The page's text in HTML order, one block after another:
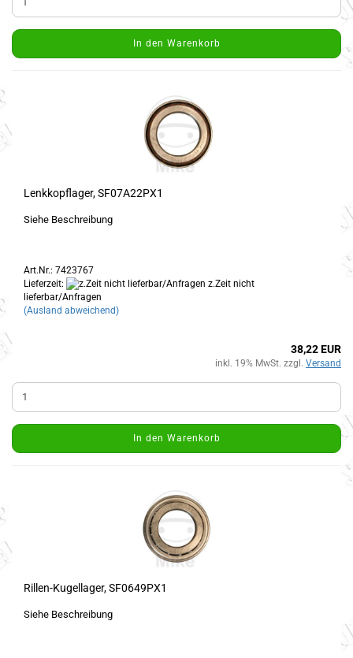
In den Warenkorb
Lenkkopflager, SF07A22PX1
Siehe Beschreibung
Art.Nr.: 7423767
Lieferzeit:
z.Zeit nicht
lieferbar/Anfragen
(Ausland abweichend)
38,22 EUR
inkl. 19% MwSt. zzgl. Versand
In den Warenkorb
Rillen-Kugellager, SF0649PX1
Siehe Beschreibung